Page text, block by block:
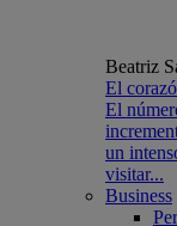
Beatriz
El
El
un
visitar...
Business